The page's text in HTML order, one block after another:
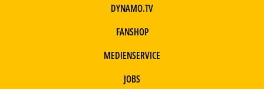
DYNAMO.TV
FANSHOP
MEDIENSERVICE
JOBS